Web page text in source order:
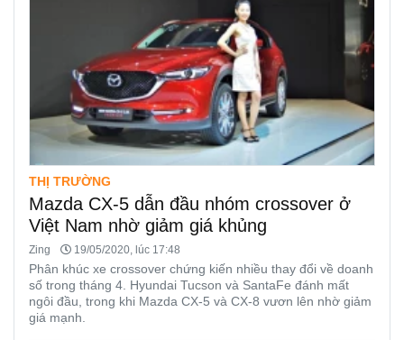
THỊ TRƯỜNG
Mazda CX-5 dẫn đầu nhóm crossover ở
Việt Nam nhờ giảm giá khủng
Zing 19/05/2020, lúc 17:48
Phân khúc xe crossover chứng kiến nhiều thay đổi về doanh
số trong tháng 4. Hyundai Tucson và SantaFe đánh mất
ngôi đầu, trong khi Mazda CX-5 và CX-8 vươn lên nhờ giảm
giá mạnh.